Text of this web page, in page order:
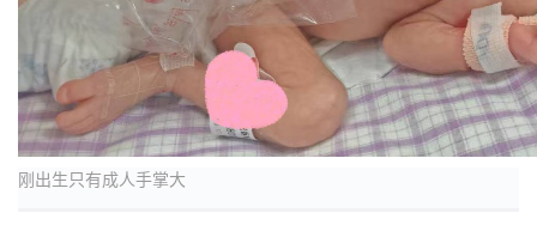
刚出生只有成人手掌大